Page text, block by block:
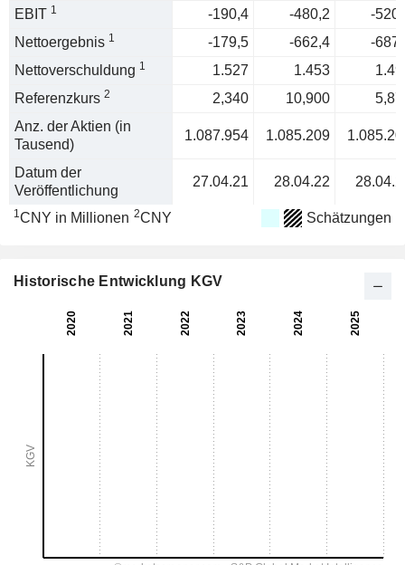
EBIT 1 -190,4 -480,2
-
Nettoergebnis 1 -179,5 -662,4
-
Nettoverschuldung 1 1.527 1.453
Referenzkurs 2 2,340 10,900
Anz. der Aktien (in
Tausend)
1.087.954 1.085.209
Datum der
Veröffentlichung
27.04.21 28.04.22
1CNY in Millionen 2CNY Schätzungen
Historische Entwicklung KGV